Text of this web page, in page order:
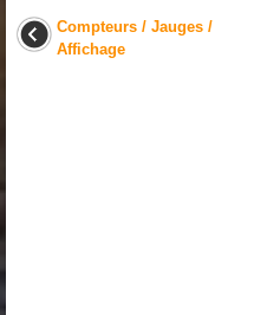
Compteurs / Jauges /
Affichage